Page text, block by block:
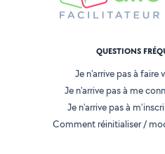
QUESTIONS
Je n'arrive pas à faire
Je n'arrive pas à me
Je n'arrive pas à
Comment réinitialiser /